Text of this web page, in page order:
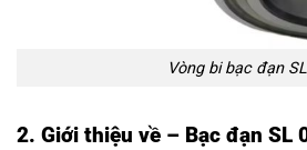
Vòng bi bạc đạn
2. Giới thiệu về – Bạc đạn SL